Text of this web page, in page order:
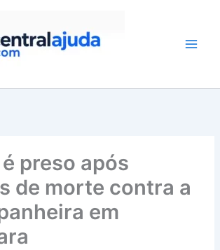
preso após
de morte contra a
em